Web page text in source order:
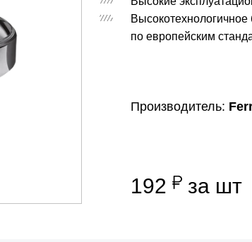
по европейским
Производитель:
192 за шт